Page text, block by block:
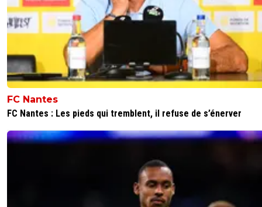
FC Nantes
FC Nantes : Les pieds qui tremblent, il refuse de s’énerver